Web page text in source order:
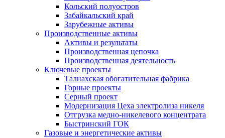
Кольский полуостров
Забайкальский край
Зарубежные активы
Производственные активы
Активы и результаты
Производственная цепочка
Производственная деятельность
Ключевые проекты
Талнахская обогатительная фабрика
Горные проекты
Серный проект
Модернизация Цеха электролиза никеля
Отгрузка медно-никелевого концентрата
Быстринский ГОК
Газовые и энергетические активы